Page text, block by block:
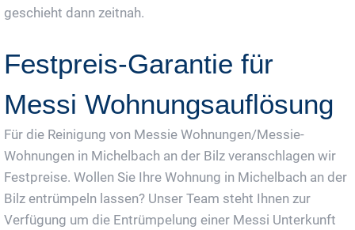
geschieht dann zeitnah.
Festpreis-Garantie für
Messi Wohnungsauflösung
Für die Reinigung von Messie Wohnungen/Messie-
Wohnungen in Michelbach an der Bilz veranschlagen wir
Festpreise. Wollen Sie Ihre Wohnung in Michelbach an der
Bilz entrümpeln lassen? Unser Team steht Ihnen zur
Verfügung um die Entrümpelung einer Messi Unterkunft